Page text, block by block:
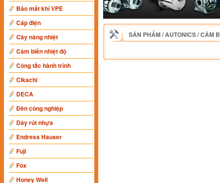
Báo mất khí VPE
Cáp điện
Cây nâng nhiệt
Cảm biến nhiệt độ
Công tắc hành trình
Cikachi
DECA
Đèn công nghiệp
Dây rút nhựa
Endress Hauser
Fuji
Fox
Honey Well
SẢN PHẨM/AUTONICS/CẢM